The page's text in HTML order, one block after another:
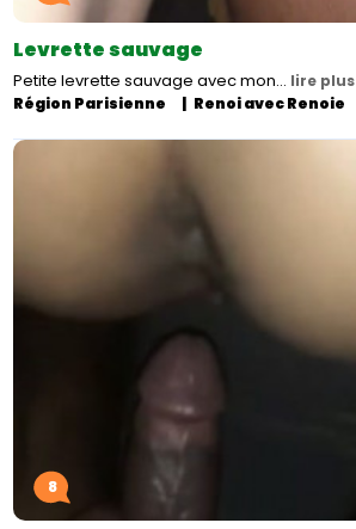
Levrette sauvage
Petite levrette sauvage avec mon… lire plus
Région Parisienne
Renoi avec Renoie
8